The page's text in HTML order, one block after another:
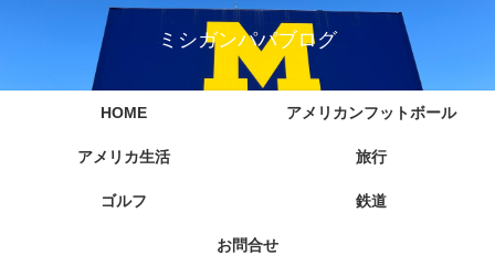
ミシガンパパブログ
HOME アメリカンフットボール
アメリカ生活 旅行
ゴルフ 鉄道
お問合せ